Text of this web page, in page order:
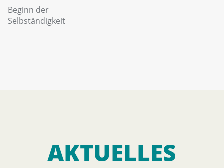
Beginn der
Selbständigkeit
AKTUELLES